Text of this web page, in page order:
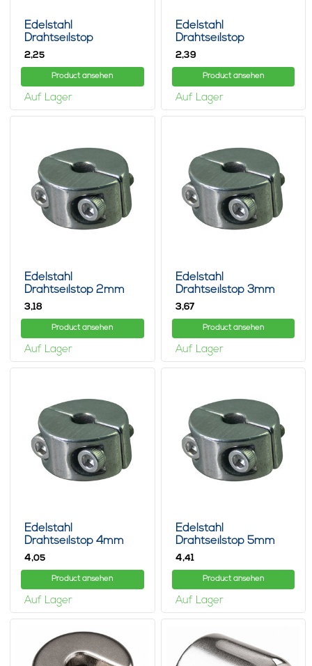
Edelstahl
Drahtseilstop
Sechskantschraube6mm
2,25
Product ansehen
Auf Lager
Edelstahl
Drahtseilstop
Sechskantschraube8mm
2,39
Product ansehen
Auf Lager
Edelstahl
Drahtseilstop 2mm
M3 twin
3,18
Product ansehen
Auf Lager
Edelstahl
Drahtseilstop 3mm
M3 twin
3,67
Product ansehen
Auf Lager
Edelstahl
Drahtseilstop 4mm
M3 twin
4,05
Product ansehen
Auf Lager
Edelstahl
Drahtseilstop 5mm
M3 twin
4,41
Product ansehen
Auf Lager